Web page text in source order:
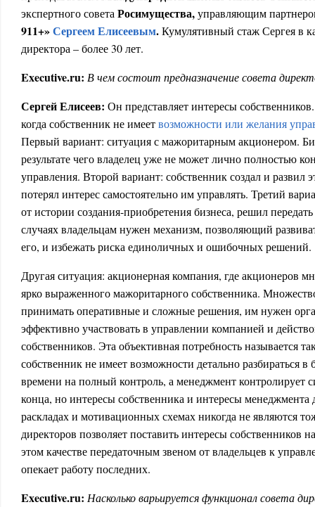
экспертного совета Росимущества,управляющим
911+»Сергеем Елисеевым.Кумулятивный стаж Сергея в
директора – более 30 лет.
Executive.ru: В чем состоит предназначение совета
Сергей Елисеев: Он представляет интересы
когда собственник не имеетвозможности или желания
Первый вариант: ситуация с мажоритарным акционером.
результате чего владелец уже не может лично полностью
управления. Второй вариант: собственник создал и развил
потерял интерес самостоятельно им управлять. Третий
от истории создания-приобретения бизнеса, решил
случаях владельцам нужен механизм, позволяющий
его, и избежать риска единоличных и ошибочных решений.
Другая ситуация: акционерная компания, где акционеров
ярко выраженного мажоритарного собственника.
принимать оперативные и сложные решения, им нужен
эффективно участвовать в управлении компанией и
собственников. Эта объективная потребность называется
собственник не имеет возможности детально разбираться в
времени на полный контроль, а менеджмент контролирует
конца, но интересы собственника и интересы
раскладах и мотивационных схемах никогда не являются
директоров позволяет поставить интересы собственников
этом качестве передаточным звеном от владельцев к
опекает работу последних.
Executive.ru: Насколько варьируется функционал совета